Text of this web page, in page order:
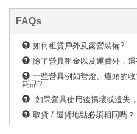
FAQs
如何租賃戶外及露營裝備?
除了營具租金以及運費外，
一些營具例如營燈、爐頭的
耗品?
如果營具使用後損壞或遺失
取貨 / 還貨地點必須相同嗎？